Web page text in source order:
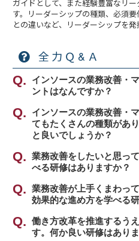
ガイドとして、また経験豊富なリ
す。リーダーシップの種類、必須
との違いなど、リーダーシップを
全力Ｑ&Ａ
インソースの業務改善・
ントはなんですか？
インソース公開講座の業
修のポイントは、大きく
工夫」から始められるア
と、②業務について深く
す。
業務改善のアプローチは
困難を覚悟で抜本的な改
ものから着手したうえで
という方法に二分されま
インソースの業務改善・
てもたくさんの種類があ
と良いでしょうか？
インソース公開講座の業
修は、大きく分けて２種
①職場の課題を解決する
ミスの防止策や改善手法
方まで身につけます。
業務改善をしたいと思っ
べる研修はありますか？
職場における業務改善の
「業務改善研修」をおす
【対象者】
業務改善が上手くまわっ
効果的な進め方を学べる
部門単位で推進する業務
得する「プロジェクト推
働き方改革を推進するう
す。何か良い研修はあり